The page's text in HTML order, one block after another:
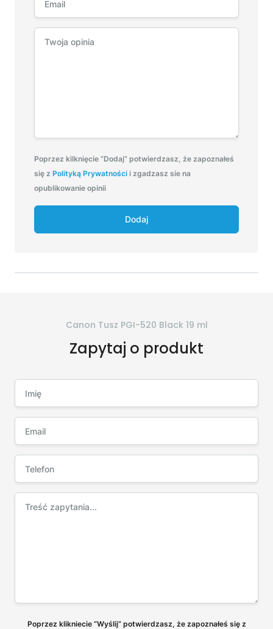
Poprzez kilknięcie “Dodaj” potwierdzasz, że zapoznałeś
się z Polityką Prywatności i zgadzasz sie na
opublikowanie opinii
Dodaj
Canon Tusz PGI-520 Black 19 ml
Zapytaj o produkt
Poprzez klikniecie “Wyślij” potwierdzasz, że zapoznałeś się z